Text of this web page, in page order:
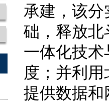
承建，该
础，释放
一体化技
度；并利
提供数据